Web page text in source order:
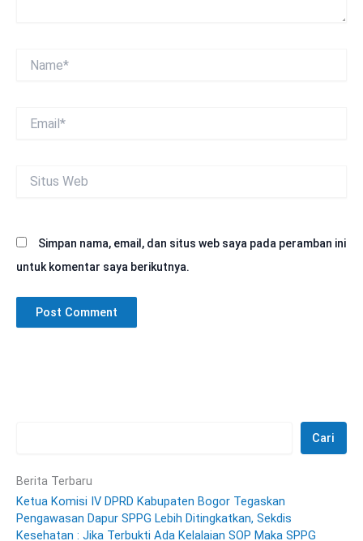
Web
Simpan nama, email, dan situs web saya pada peramban ini
untuk komentar saya berikutnya.
Cari
Berita Terbaru
Ketua Komisi IV DPRD Kabupaten Bogor Tegaskan
Pengawasan Dapur SPPG Lebih Ditingkatkan, Sekdis
Kesehatan : Jika Terbukti Ada Kelalaian SOP Maka SPPG